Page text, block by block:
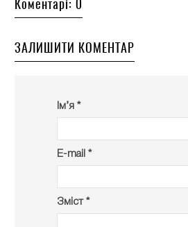
Коментарі: 0
ЗАЛИШИТИ КОМЕНТАР
Ім’я *
E-mail *
Зміст *